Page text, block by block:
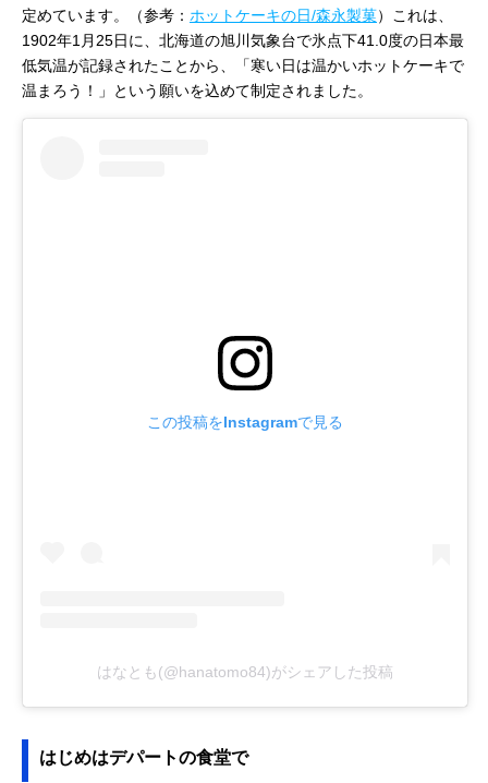
定めています。（参考： ホットケーキの日/森永製菓）これは、
1902年1月25日に、北海道の旭川気象台で氷点下41.0度の日本最
低気温が記録されたことから、「寒い日は温かいホットケーキで
温まろう！」という願いを込めて制定されました。
この投稿をInstagramで見る
はなとも(@hanatomo84)がシェアした投稿
はじめはデパートの食堂で